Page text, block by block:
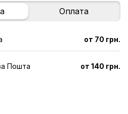
Оплата
от 70 грн.
Пошта от 140 грн.